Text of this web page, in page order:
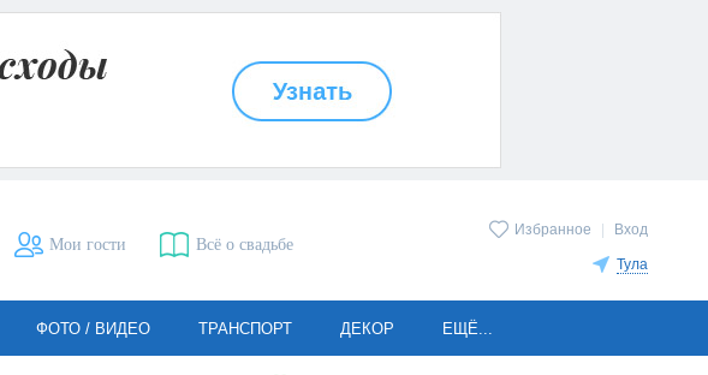
Избранное Вход
Тула
Мои гости Всё о свадьбе
ФОТО / ВИДЕО ТРАНСПОРТ ДЕКОР ЕЩЁ...